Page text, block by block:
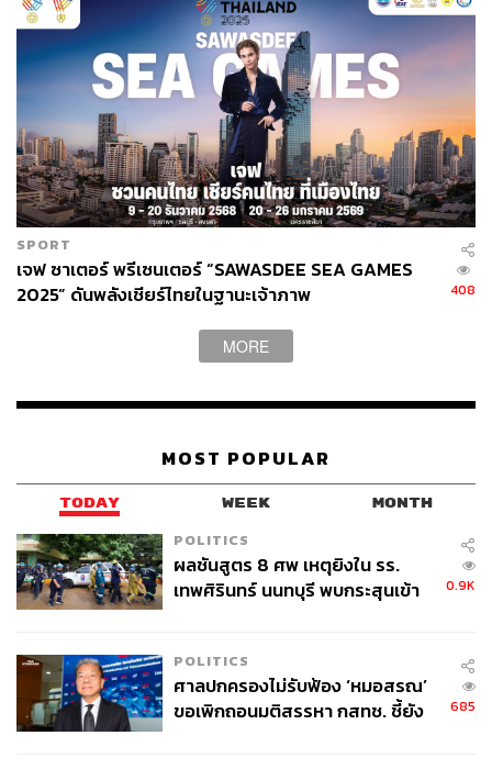
SPORT
เจฟ ซาเตอร์ พรีเซนเตอร์ “SAWASDEE SEA GAMES
2025” ดันพลังเชียร์ไทยในฐานะเจ้าภาพ
408
MORE
MOST POPULAR
TODAY WEEK MONTH
POLITICS
ผลชันสูตร 8 ศพ เหตุยิงใน รร.
เทพศิรินทร์ นนทบุรี พบกระสุนเข้า
0.9K
POLITICS
ศาลปกครองไม่รับฟ้อง ‘หมอสรณ’
ขอเพิกถอนมติสรรหา กสทช. ชี้ยัง
685